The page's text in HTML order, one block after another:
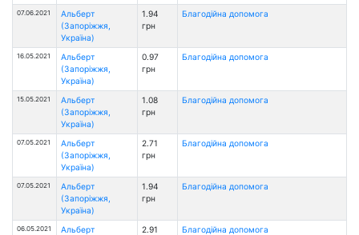
07.06.2021
Альберт
(Запоріжжя,
Україна)
1.94
грн
Благодійна допомога
16.05.2021
Альберт
(Запоріжжя,
Україна)
0.97
грн
Благодійна допомога
15.05.2021
Альберт
(Запоріжжя,
Україна)
1.08
грн
Благодійна допомога
07.05.2021
Альберт
(Запоріжжя,
Україна)
2.71
грн
Благодійна допомога
07.05.2021
Альберт
(Запоріжжя,
Україна)
1.94
грн
Благодійна допомога
06.05.2021
Альберт
2.91
Благодійна допомога